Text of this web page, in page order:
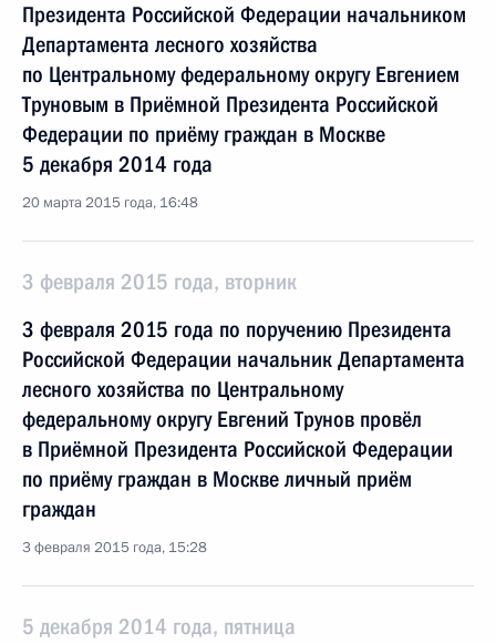
Президента Российской Федерации начальником
Департамента лесного хозяйства
по Центральному федеральному округу Евгением
Труновым в Приёмной Президента Российской
Федерации по приёму граждан в Москве
5 декабря 2014 года
20 марта 2015 года, 16:48
3 февраля 2015 года, вторник
3 февраля 2015 года по поручению Президента
Российской Федерации начальник Департамента
лесного хозяйства по Центральному
федеральному округу Евгений Трунов провёл
в Приёмной Президента Российской Федерации
по приёму граждан в Москве личный приём
граждан
3 февраля 2015 года, 15:28
5 декабря 2014 года, пятница